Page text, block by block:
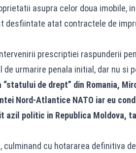
asupra celor doua imobile,
desfiintate atat contractele de
prescriptiei raspunderii
de urmarire penala initial, dar nu si
“statului de drept” din Romania,
Nord-Atlantice NATO iar eu
azil politic in Republica Moldova,
culminand cu hotararea definitiva